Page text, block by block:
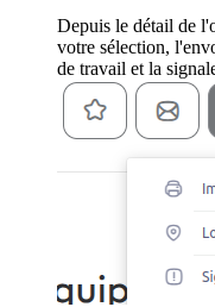
Depuis le détail de
votre sélection,
de travail et la